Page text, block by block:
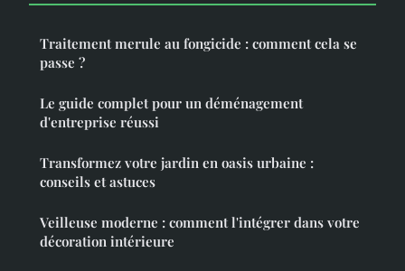
Traitement merule au fongicide : comment cela se
passe ?
Le guide complet pour un déménagement
d'entreprise réussi
Transformez votre jardin en oasis urbaine :
conseils et astuces
Veilleuse moderne : comment l'intégrer dans votre
décoration intérieure